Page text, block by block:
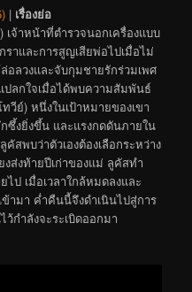
| เรื่องย่อ
จ้าหน้าที่ตำรวจนอกเครื่องแบบ
าและการสูญเสียพ่อไปเมื่อไม่
อลวงและจับกุมชายรักร่วมเพศ
ปลกใจเมื่อได้พบความสัมพันธ์
วีย์) หนึ่งในเป้าหมายของเขา
ซึ้งยิ่งขึ้น และแรงกดดันภายใน
พบว่าตัวเองต้องเลือกระหว่าง
ส่งท้ายปีเก่าของแม่ ลูคัสทำ
ป เมื่อเวลาใกล้หมดลงและ
ามา ค่ำคืนนี้จึงดำเนินไปสู่การ
กำลังจะระเบิดออกมา